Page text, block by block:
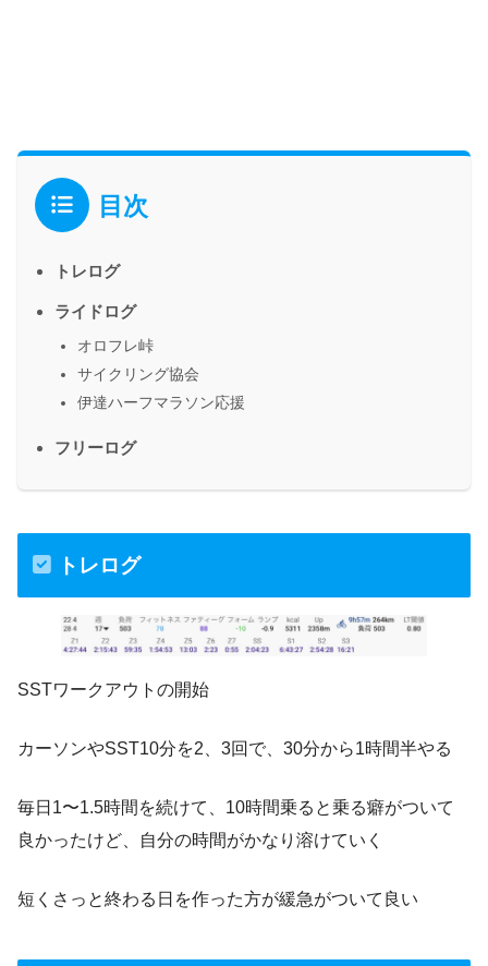
目次
トレログ
ライドログ
オロフレ峠
サイクリング協会
伊達ハーフマラソン応援
フリーログ
トレログ
SSTワークアウトの開始
カーソンやSST10分を2、3回で、30分から1時間半やる
毎日1〜1.5時間を続けて、10時間乗ると乗る癖がついて
良かったけど、自分の時間がかなり溶けていく
短くさっと終わる日を作った方が緩急がついて良い